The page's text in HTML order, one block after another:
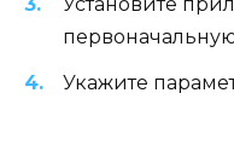
Укажите